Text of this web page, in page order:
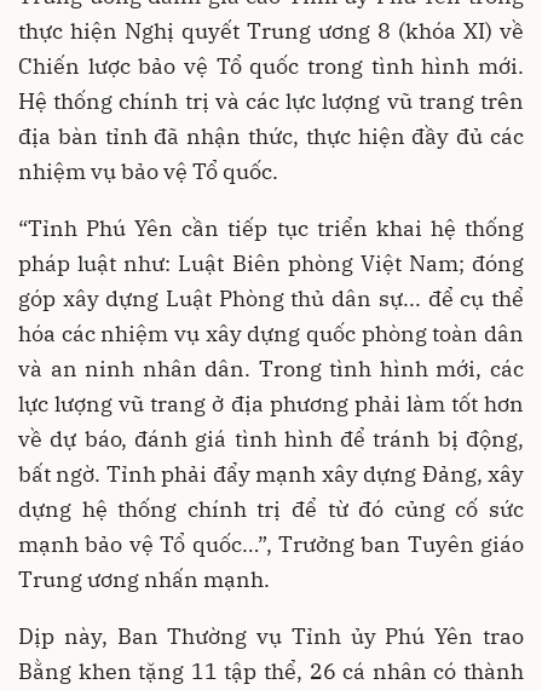
thực hiện Nghị quyết Trung ương 8 (khóa XI) về
Chiến lược bảo vệ Tổ quốc trong tình hình mới.
Hệ thống chính trị và các lực lượng vũ trang trên
địa bàn tỉnh đã nhận thức, thực hiện đầy đủ các
nhiệm vụ bảo vệ Tổ quốc.
“Tỉnh Phú Yên cần tiếp tục triển khai hệ thống
pháp luật như: Luật Biên phòng Việt Nam; đóng
góp xây dựng Luật Phòng thủ dân sự... để cụ thể
hóa các nhiệm vụ xây dựng quốc phòng toàn dân
và an ninh nhân dân. Trong tình hình mới, các
lực lượng vũ trang ở địa phương phải làm tốt hơn
về dự báo, đánh giá tình hình để tránh bị động,
bất ngờ. Tỉnh phải đẩy mạnh xây dựng Đảng, xây
dựng hệ thống chính trị để từ đó củng cố sức
mạnh bảo vệ Tổ quốc…”, Trưởng ban Tuyên giáo
Trung ương nhấn mạnh.
Dịp này, Ban Thường vụ Tỉnh ủy Phú Yên trao
Bằng khen tặng 11 tập thể, 26 cá nhân có thành